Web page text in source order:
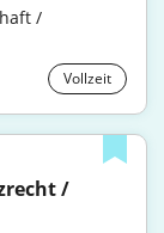
/
Vollzeit
/